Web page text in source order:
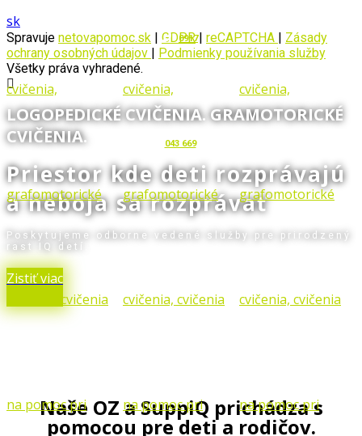
0917
043 669
sk
Spravuje netovapomoc.sk | GDPR| reCAPTCHA | Zásady
ochrany osobných údajov | Podmienky používania služby
Všetky práva vyhradené.
LOGOPEDICKÉ CVIČENIA. GRAMOTORICKÉ
CVIČENIA.
Priestor kde deti rozprávajú
a neboja sa rozprávať
Poskytujeme odborne vedené služby pre prirodzený
rast IQ detí.
Zistiť viac
Naše OZ a SuppiQ prichádza s
pomocou pre deti a rodičov.